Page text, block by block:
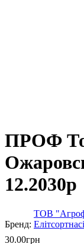
ПРОФ
12.2030р
ТОВ
30.00грн